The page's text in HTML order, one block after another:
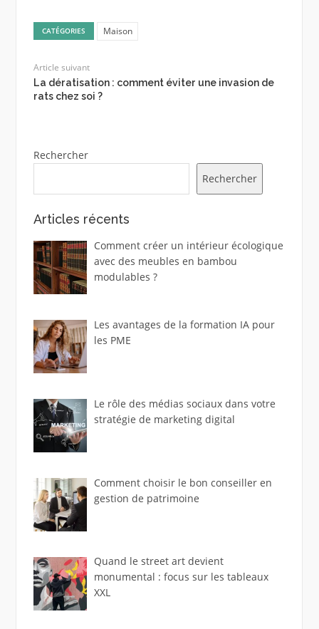
CATÉGORIES Maison
Article suivant
La dératisation : comment éviter une invasion de
rats chez soi ?
Rechercher
Rechercher
Articles récents
Comment créer un intérieur écologique
avec des meubles en bambou
modulables ?
Les avantages de la formation IA pour
les PME
Le rôle des médias sociaux dans votre
stratégie de marketing digital
Comment choisir le bon conseiller en
gestion de patrimoine
Quand le street art devient
monumental : focus sur les tableaux
XXL